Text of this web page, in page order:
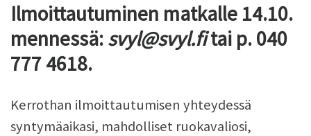
Ilmoittautuminen matkalle 14.10.
mennessä:svyl@svyl.fitai p. 040
777 4618.
Kerrothan ilmoittautumisen yhteydessä
syntymäaikasi, mahdolliset ruokavaliosi,